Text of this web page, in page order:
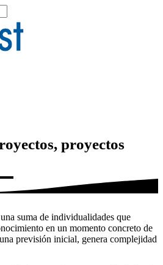
proyectos
suma de individualidades que
en un momento concreto de
previsión inicial, genera complejidad